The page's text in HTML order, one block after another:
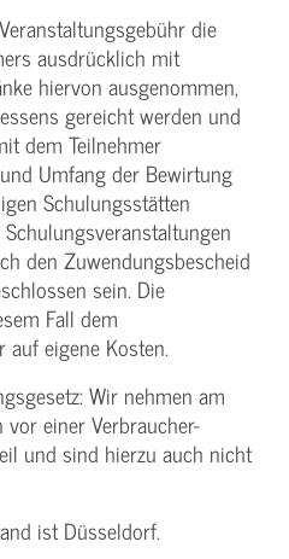
die
ausdrücklich mit
hiervon ausgenommen,
gereicht werden und
dem Teilnehmer
Umfang der Bewirtung
Schulungsstätten
den Zuwendungs­bescheid
sein. Die
Fall dem
eigene Kosten.
Wir nehmen am
vor einer Verbraucher­
und sind hierzu auch nicht
ist Düsseldorf.